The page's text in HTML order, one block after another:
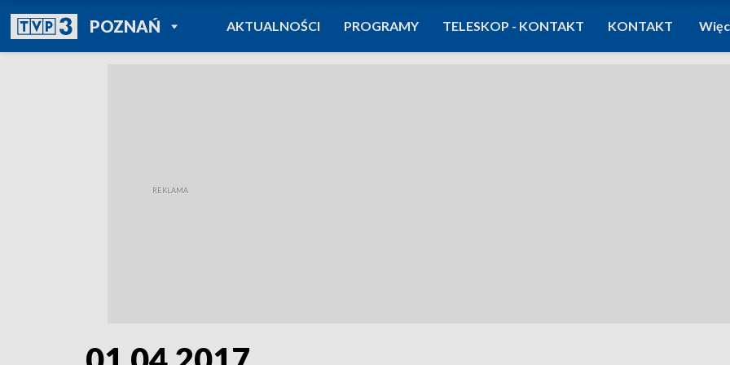
POZNAŃPOWRÓT DO
TVP REGIONY
AKTUALNOŚCI PROGRAMY TELESKOP - KONTAKT KONTAKT